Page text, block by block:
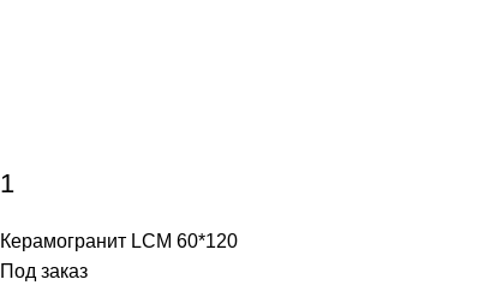
1
Керамогранит LCM 60*120
Под заказ